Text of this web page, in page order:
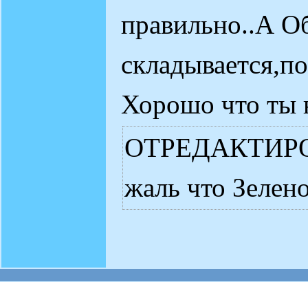
правильно..А
Хорошо что ты
жаль что